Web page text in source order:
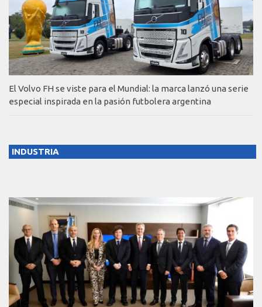
El Volvo FH se viste para el Mundial: la marca lanzó una serie
especial inspirada en la pasión futbolera argentina
INDUSTRIA